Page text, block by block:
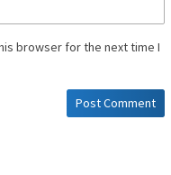
browser for the next time I